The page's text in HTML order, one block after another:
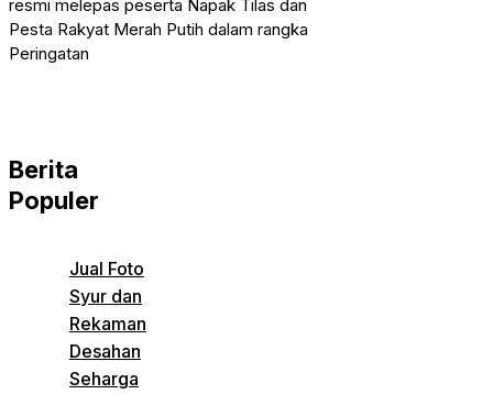
resmi melepas peserta Napak Tilas dan
Pesta Rakyat Merah Putih dalam rangka
Peringatan
Berita
Populer
Jual Foto
Syur dan
Rekaman
Desahan
Seharga